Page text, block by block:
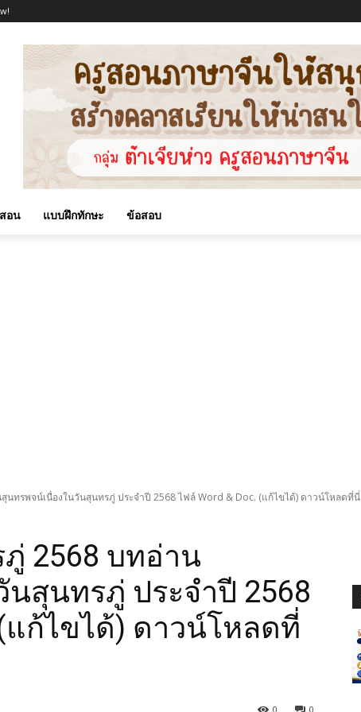
อน แบบฝึกทักษะ ข้อสอบ
ทรพจน์เนื่องในวันสุนทรภู่ ประจำปี 2568 ไฟล์ Word & Doc. (แก้ไขได้) ดาวน์โหลดที่นี่
2568 บทอ่าน
สุนทรภู่ ประจำปี 2568
แก้ไขได้) ดาวน์โหลดที่
0
0